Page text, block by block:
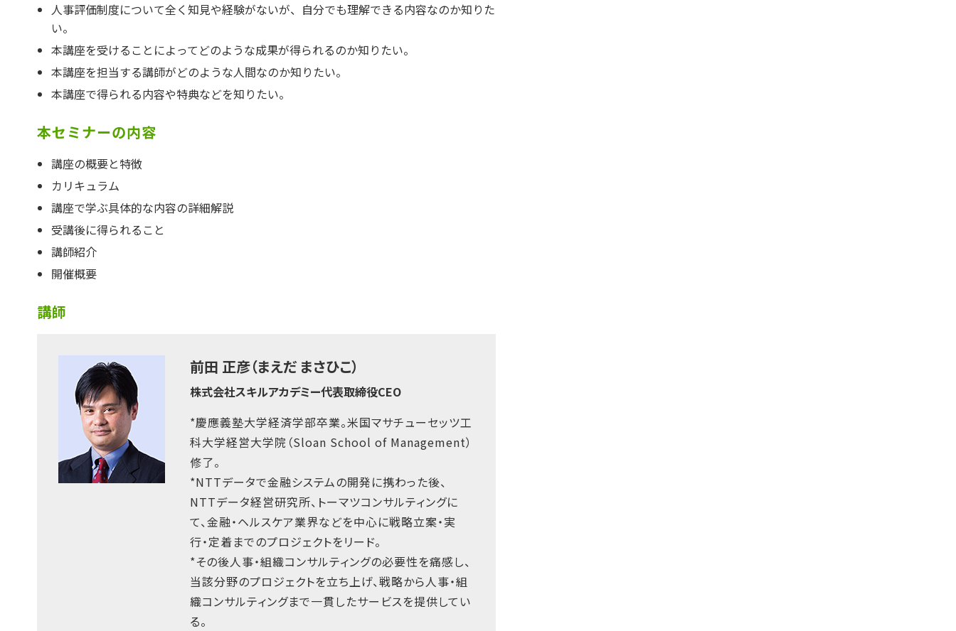
人事評価制度について全く知見や経験がないが、自分でも理解できる内容なのか知りた
い。
本講座を受けることによってどのような成果が得られるのか知りたい。
本講座を担当する講師がどのような人間なのか知りたい。
本講座で得られる内容や特典などを知りたい。
本セミナーの内容
講座の概要と特徴
カリキュラム
講座で学ぶ具体的な内容の詳細解説
受講後に得られること
講師紹介
開催概要
講師
前田 正彦（まえだ まさひこ）
株式会社スキルアカデミー代表取締役CEO
*慶應義塾大学経済学部卒業。米国マサチューセッツ工
科大学経営大学院（Sloan School of Management）
修了。
*NTTデータで金融システムの開発に携わった後、
NTTデータ経営研究所、トーマツコンサルティングに
て、金融・ヘルスケア業界などを中心に戦略立案・実
行・定着までのプロジェクトをリード。
*その後人事・組織コンサルティングの必要性を痛感し、
当該分野のプロジェクトを立ち上げ、戦略から人事・組
織コンサルティングまで一貫したサービスを提供してい
る。